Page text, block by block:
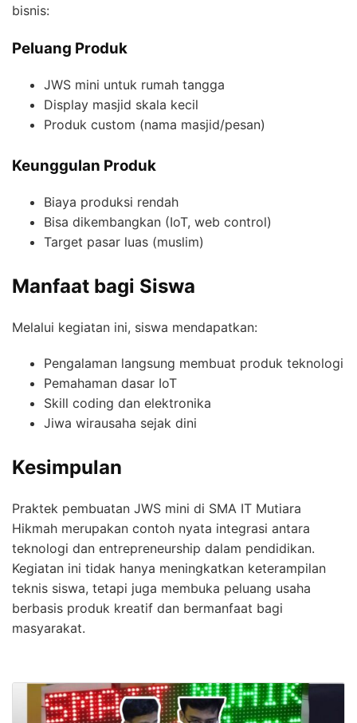
bisnis:
Peluang Produk
JWS mini untuk rumah tangga
Display masjid skala kecil
Produk custom (nama masjid/pesan)
Keunggulan Produk
Biaya produksi rendah
Bisa dikembangkan (IoT, web control)
Target pasar luas (muslim)
Manfaat bagi Siswa
Melalui kegiatan ini, siswa mendapatkan:
Pengalaman langsung membuat produk teknologi
Pemahaman dasar IoT
Skill coding dan elektronika
Jiwa wirausaha sejak dini
Kesimpulan
Praktek pembuatan JWS mini di SMA IT Mutiara
Hikmah merupakan contoh nyata integrasi antara
teknologi dan entrepreneurship dalam pendidikan.
Kegiatan ini tidak hanya meningkatkan keterampilan
teknis siswa, tetapi juga membuka peluang usaha
berbasis produk kreatif dan bermanfaat bagi
masyarakat.